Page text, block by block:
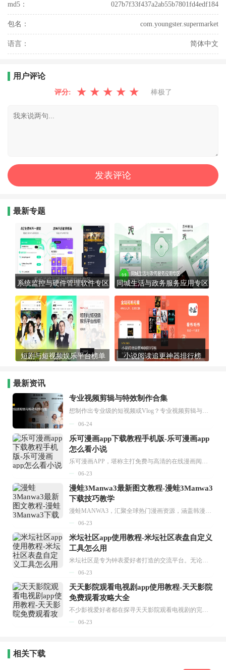
md5： 027b7f33f437a2ab55b7801fd4edf184
包名： com.youngster.supermarket
语言： 简体中文
用户评论
评分: ★ ★ ★ ★ ★ 棒极了
最新专题
系统监控与硬件管理软件专区 同城生活与政务服务应用专区
短剧与短视频娱乐平台榜单 小说阅读追更神器排行榜
最新资讯
专业视频剪辑与特效制作合集
想制作出专业级的短视频或Vlog？专业视频剪辑与特效制作大全专题为你提供了从剪辑、抠像到特效包装的全套解决方案。无论是添加炫酷的片头、进行精准的视频抠图，还是制...
06-24
乐可漫画app下载教程手机版-乐可漫画app
怎么看小说
乐可漫画APP，堪称主打免费与高清的在线漫画阅读神器。其官方版提供海量完整版漫画资源，无论是国内漫画，还是日漫、韩漫、台漫、美漫等国外漫画，应有尽有，随时供你阅读。只需轻点一下，便能直接进入阅读界面。不仅如此，乐可漫画最新版本更新速度极快，在这里，你总能抢先看到全网一手漫画章节内容！...
06-23
漫蛙3Manwa3最新图文教程-漫蛙3Manwa3
下载技巧教学
漫蛙MANWA3，汇聚全球热门漫画资源，涵盖韩漫、欧美漫画、国漫等多种类型，题材丰富多样，全方位满足用户阅读喜好。它不仅是阅读平台，更是创作平台，为广大用户打造零门槛创作环境。...
06-23
米坛社区app使用教程-米坛社区表盘自定义
工具怎么用
米坛社区是专为钟表爱好者打造的交流平台。无论你是初涉钟表领域的普通爱好者，还是拥有多年收藏经验的资深玩家，都能在此找到属于自己的天地。 无需注册，就能轻松参与其中。通过专业的讨论论坛与丰富的交互功能，你可与世界各地的钟表爱好者畅快交流。若你钟情于钟表，米坛社区无疑是值得一试的理想之选。在这里，你能获取最新的手表资讯，交流见解，提升鉴赏品味，让每一块手表都成为收藏故事中重要的一部分。感兴趣的朋友，不要错过下载机会。...
06-23
天天影院观看电视剧app使用教程-天天影院
免费观看攻略大全
不少影视爱好者都在探寻天天影院观看电视剧的完整方法，结合最新平台使用规则，本篇新手入门攻略全面讲解观看渠道、检索流程、播放设置以及画面模式调整等实用内容。全文适配手机、电脑等主流设备，步骤简洁易懂，无论是初次使用的新手，还是想要优化观影体验的用户，都能参照内容快速上手，熟练掌握平台各项操作技巧，轻松畅享影视内容。...
06-23
相关下载